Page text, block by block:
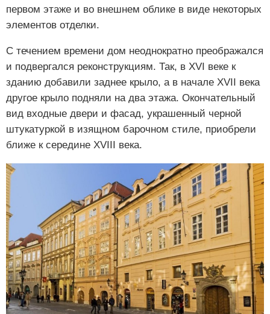
первом этаже и во внешнем облике в виде некоторых
элементов отделки.
С течением времени дом неоднократно преображался
и подвергался реконструкциям. Так, в XVI веке к
зданию добавили заднее крыло, а в начале XVII века
другое крыло подняли на два этажа. Окончательный
вид входные двери и фасад, украшенный черной
штукатуркой в изящном барочном стиле, приобрели
ближе к середине XVIII века.